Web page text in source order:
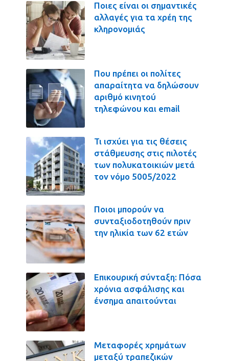
Ποιες είναι οι σημαντικές
αλλαγές για τα χρέη της
κληρονομιάς
Που πρέπει οι πολίτες
απαραίτητα να δηλώσουν
αριθμό κινητού
τηλεφώνου και email
Τι ισχύει για τις θέσεις
στάθμευσης στις πιλοτές
των πολυκατοικιών μετά
τον νόμο 5005/2022
Ποιοι μπορούν να
συνταξιοδοτηθούν πριν
την ηλικία των 62 ετών
Επικουρική σύνταξη: Πόσα
χρόνια ασφάλισης και
ένσημα απαιτούνται
Μεταφορές χρημάτων
μεταξύ τραπεζικών